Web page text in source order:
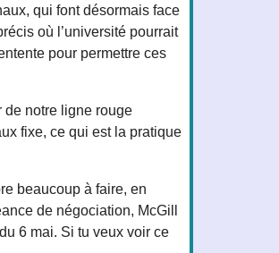
qui font désormais face
où l’université pourrait
pour permettre ces
de notre ligne rouge
fixe, ce qui est la pratique
beaucoup à faire, en
de négociation, McGill
6 mai. Si tu veux voir ce